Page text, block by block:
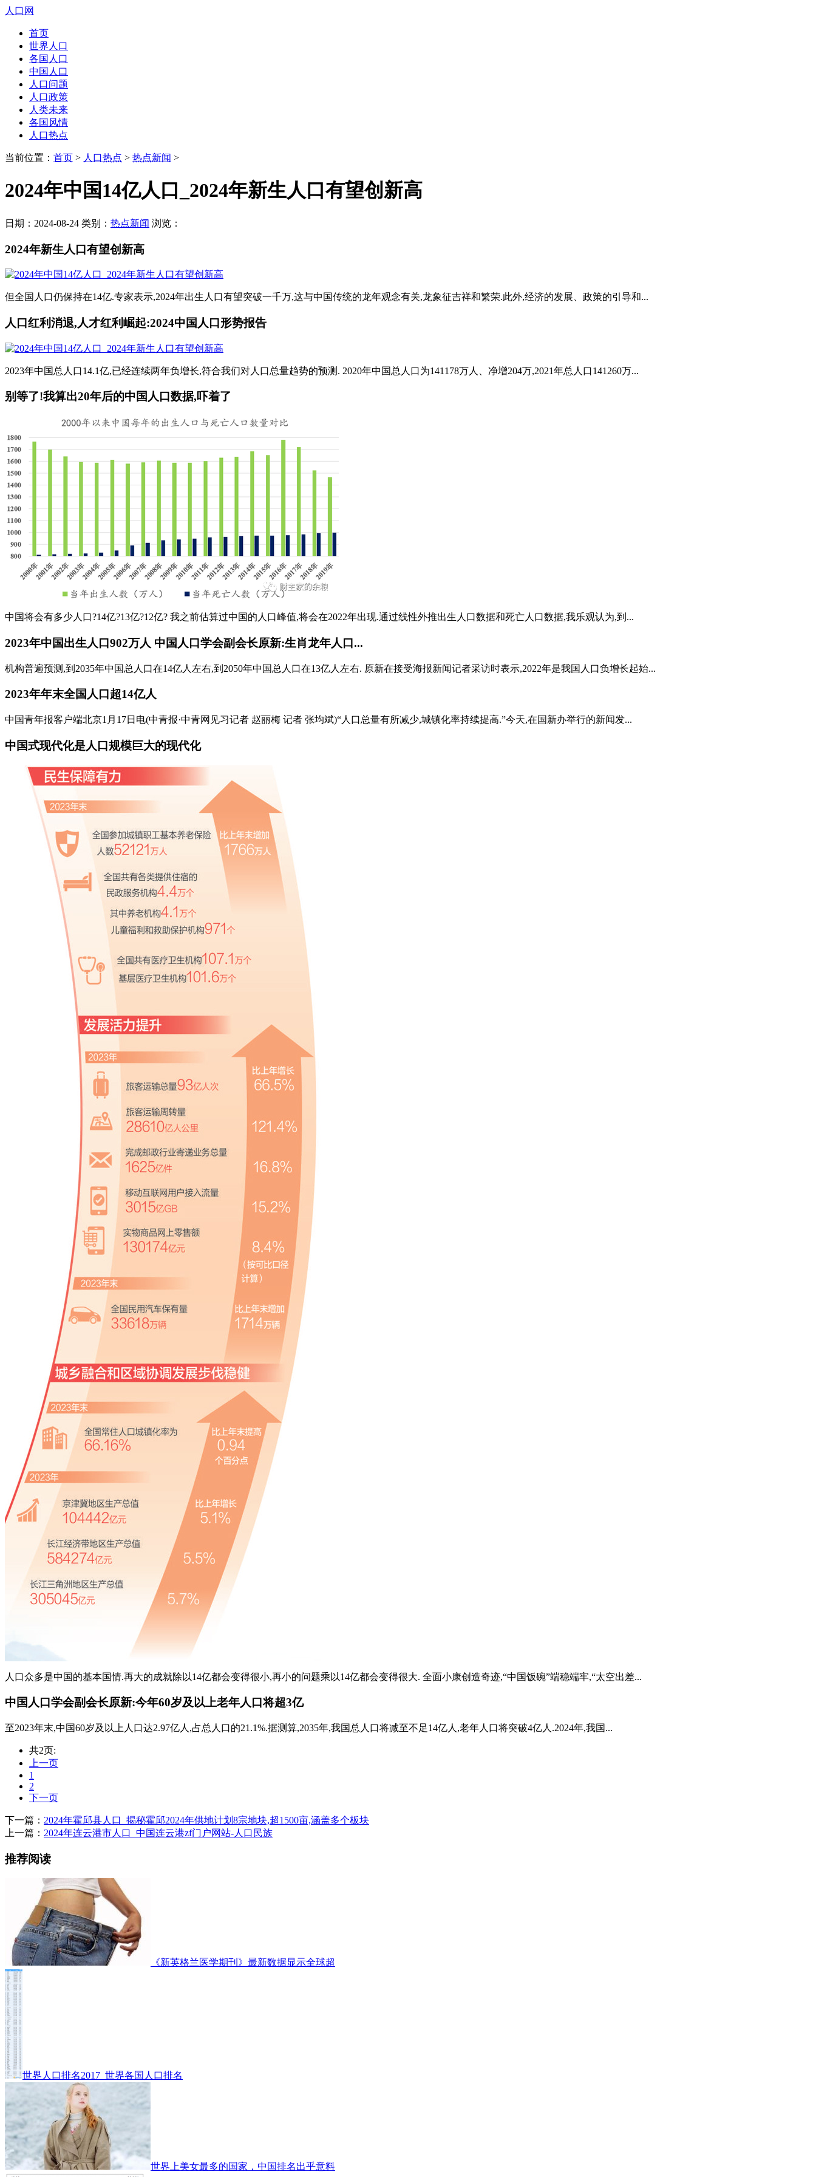
人口网
首页
世界人口
各国人口
中国人口
人口问题
人口政策
人类未来
各国风情
人口热点
当前位置： 首页 > 人口热点 > 热点新闻 >
2024年中国14亿人口_2024年新生人口有望创新高
日期：2024-08-24 类别： 热点新闻 浏览：
2024年新生人口有望创新高
但全国人口仍保持在14亿.专家表示,2024年出生人口有望突破一千万,这与中国传统的龙年观念有关,龙象征吉祥和繁荣.此外,经济的发展、政策的引导和...
人口红利消退,人才红利崛起:2024中国人口形势报告
2023年中国总人口14.1亿,已经连续两年负增长,符合我们对人口总量趋势的预测. 2020年中国总人口为141178万人、净增204万,2021年总人口141260万...
别等了!我算出20年后的中国人口数据,吓着了
中国将会有多少人口?14亿?13亿?12亿? 我之前估算过中国的人口峰值,将会在2022年出现.通过线性外推出生人口数据和死亡人口数据,我乐观认为,到...
2023年中国出生人口902万人 中国人口学会副会长原新:生肖龙年人口...
机构普遍预测,到2035年中国总人口在14亿人左右,到2050年中国总人口在13亿人左右. 原新在接受海报新闻记者采访时表示,2022年是我国人口负增长起始...
2023年年末全国人口超14亿人
中国青年报客户端北京1月17日电(中青报·中青网见习记者 赵丽梅 记者 张均斌)“人口总量有所减少,城镇化率持续提高.”今天,在国新办举行的新闻发...
中国式现代化是人口规模巨大的现代化
人口众多是中国的基本国情.再大的成就除以14亿都会变得很小,再小的问题乘以14亿都会变得很大. 全面小康创造奇迹,“中国饭碗”端稳端牢,“太空出差...
中国人口学会副会长原新:今年60岁及以上老年人口将超3亿
至2023年末,中国60岁及以上人口达2.97亿人,占总人口的21.1%.据测算,2035年,我国总人口将减至不足14亿人,老年人口将突破4亿人.2024年,我国...
共2页:
上一页
1
2
下一页
下一篇： 2024年霍邱县人口_揭秘霍邱2024年供地计划8宗地块,超1500亩,涵盖多个板块
上一篇： 2024年连云港市人口_中国连云港zf门户网站-人口民族
推荐阅读
《新英格兰医学期刊》最新数据显示全球超
世界人口排名2017_世界各国人口排名
世界上美女最多的国家，中国排名出乎意料